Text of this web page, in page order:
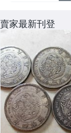
賣家最新刊登